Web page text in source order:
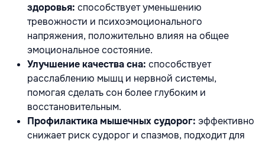
здоровья: способствует уменьшению
тревожности и психоэмоционального
напряжения, положительно влияя на общее
эмоциональное состояние.
Улучшение качества сна: способствует
расслаблению мышц и нервной системы,
помогая сделать сон более глубоким и
восстановительным.
Профилактика мышечных судорог: эффективно
снижает риск судорог и спазмов, подходит для